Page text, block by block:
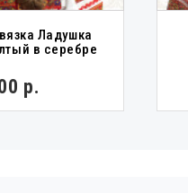
Ладушка
в серебре
р.